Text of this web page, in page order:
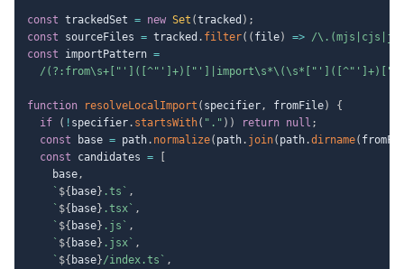
const trackedSet = new Set (tracked ) ;
const sourceFiles = tracked . filter( ( file) => /
const importPattern =
/
function resolveLocalImport ( specifier, fromFile)
{
if
( ! specifier. startsWith( "." ) ) return null ;
const base = path. normalize( path. join( path.dirname(
const candidates =
    base
,
` ${ base} .ts ` ,
` ${ base} .tsx ` ,
` ${ base} .js ` ,
` ${ base} .jsx ` ,
` ${ base}/index.ts ` ,